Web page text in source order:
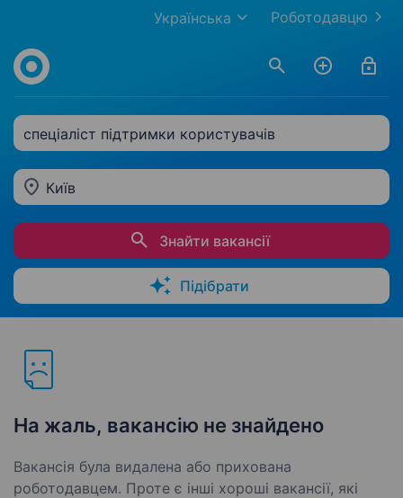
Роботодавцю
Українська
спеціаліст підтримки користувачів
Київ
Знайти вакансії
Підібрати
На жаль, вакансію не знайдено
Вакансія була видалена або прихована
роботодавцем. Проте є інші хороші вакансії, які